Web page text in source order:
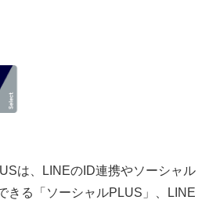
は、LINEのID連携やソーシャル
きる「ソーシャルPLUS」、LINE